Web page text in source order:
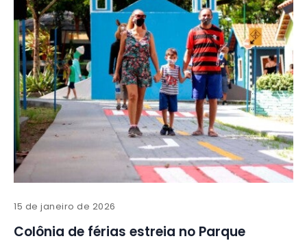
15 de janeiro de 2026
Colônia de férias estreia no Parque